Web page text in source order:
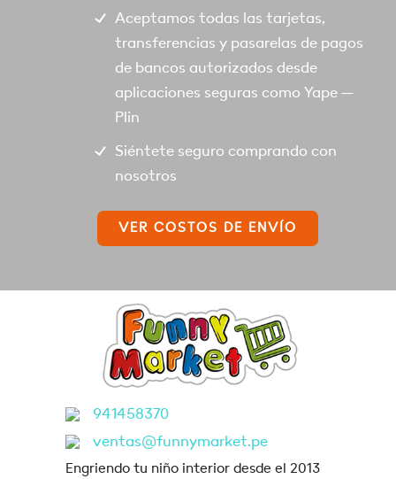
Aceptamos todas las tarjetas,
transferencias y pasarelas de pagos
de bancos autorizados desde
aplicaciones seguras como Yape –
Plin
Siéntete seguro comprando con
nosotros
VER COSTOS DE ENVÍO
941458370
ventas@funnymarket.pe
Engriendo tu niño interior desde el 2013